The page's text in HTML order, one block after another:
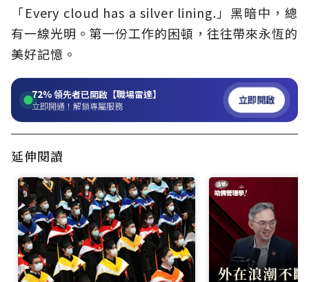
「Every cloud has a silver lining.」黑暗中，總
有一線光明。第一份工作的困頓，往往帶來永恆的
美好記憶。
72%領先者已開啟【職場雷達】
立即開通！解鎖專屬服務 立即開啟
延伸閱讀